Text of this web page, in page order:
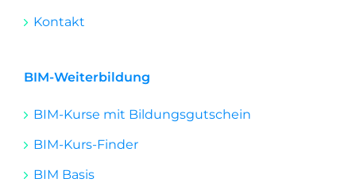
Kontakt
BIM-Weiterbildung
BIM-Kurse mit Bildungsgutschein
BIM-Kurs-Finder
BIM Basis